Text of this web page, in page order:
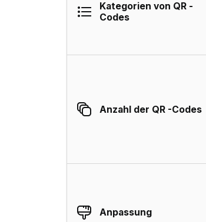
Kategorien von QR -
Codes
Anzahl der QR -Codes
Anpassung